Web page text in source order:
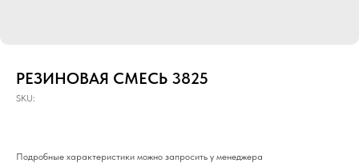
РЕЗИНОВАЯ СМЕСЬ 3825
SKU:
Подробные характеристики можно запросить у менеджера